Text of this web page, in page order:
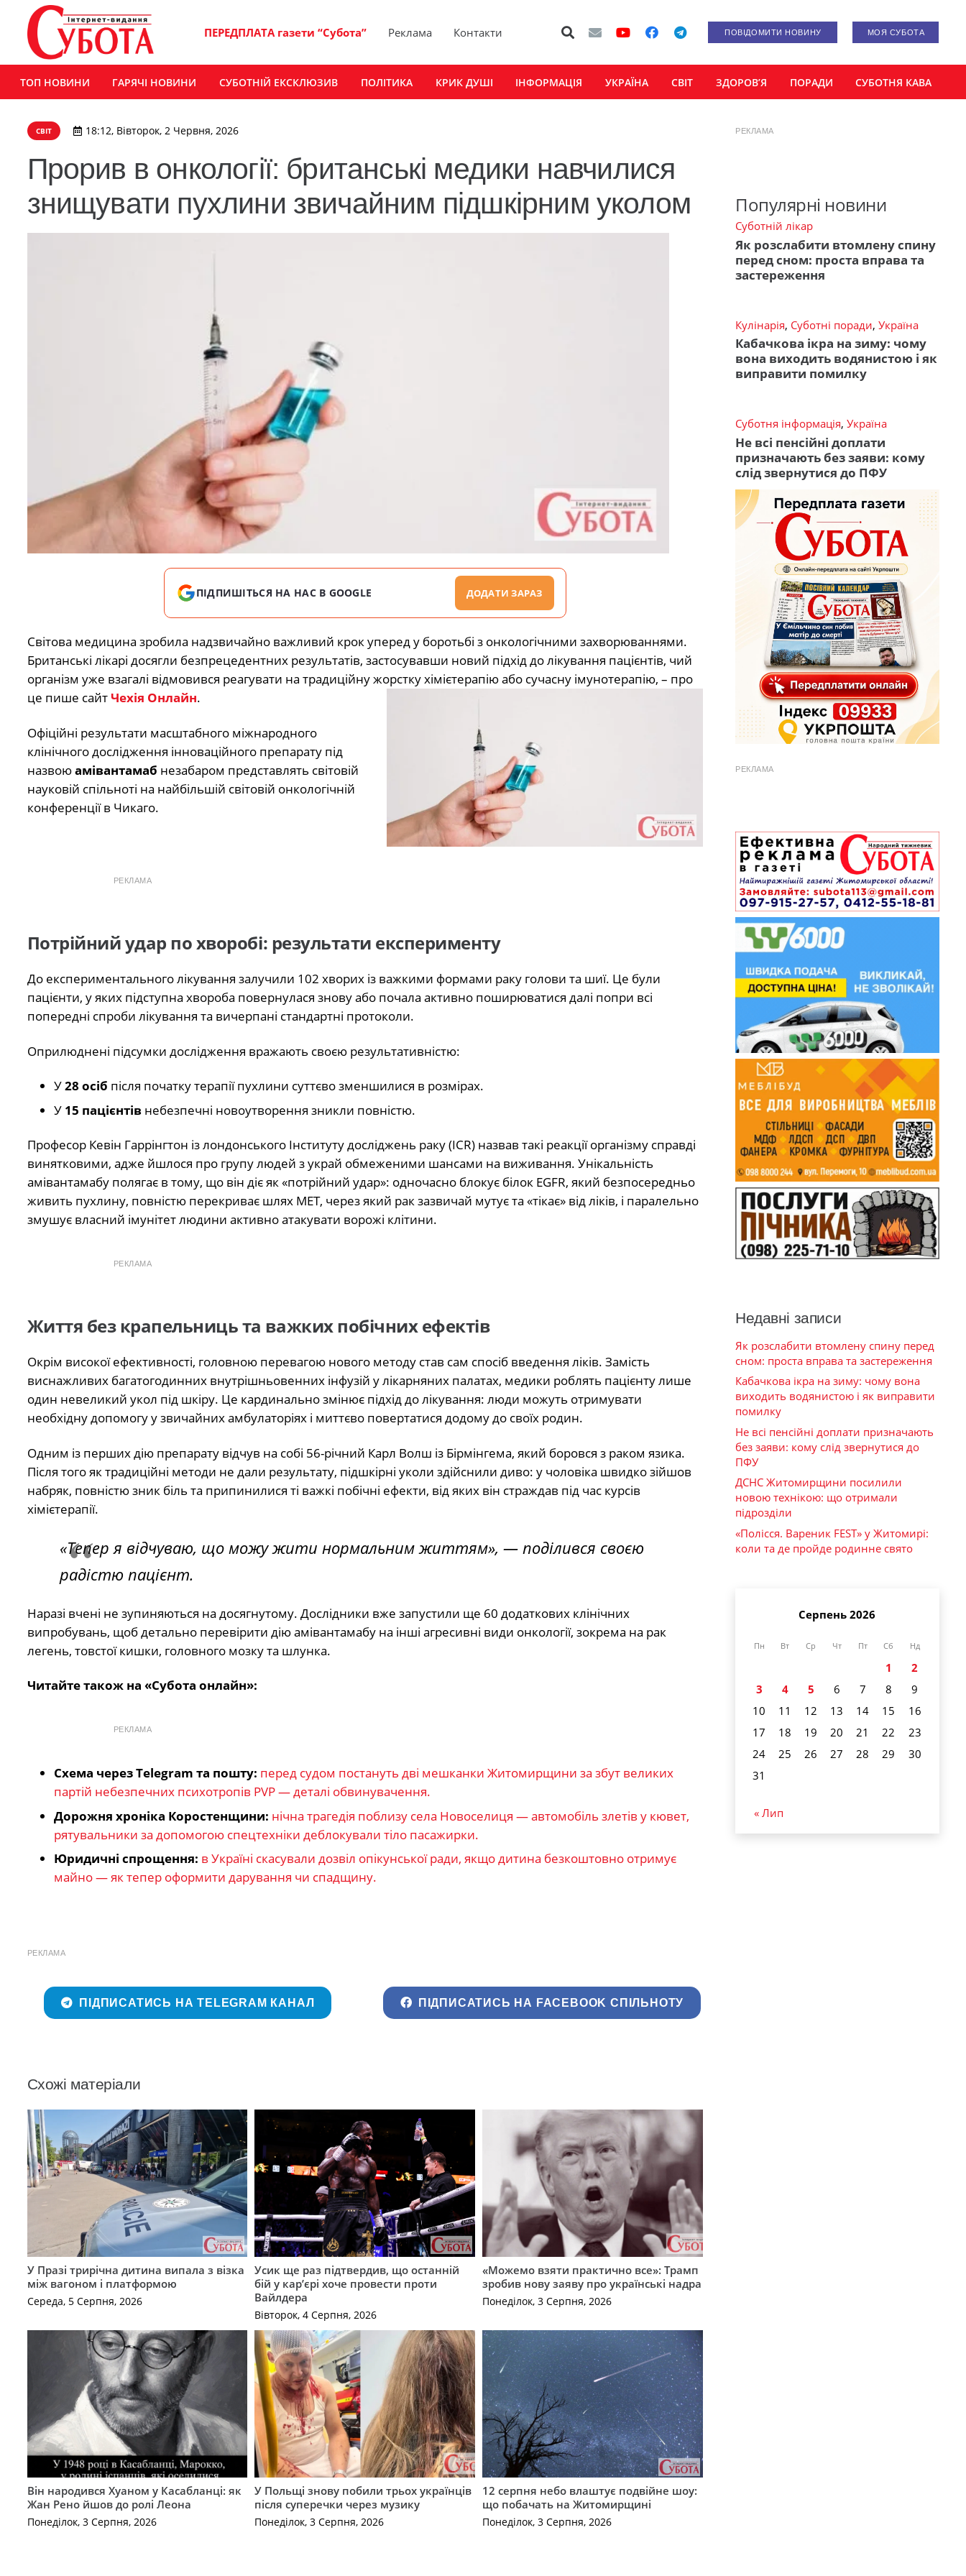
ПЕРЕДПЛАТА газети “Субота” Реклама Контакти ПОВІДОМИТИ НОВИНУ МОЯ СУБОТА
ТОП НОВИНИ ГАРЯЧІ НОВИНИ СУБОТНІЙ ЕКСКЛЮЗИВ ПОЛІТИКА КРИК ДУШІ ІНФОРМАЦІЯ УКРАЇНА СВІТ ЗДОРОВ’Я ПОРАДИ СУБОТНЯ КАВА
СВІТ 18:12, Вівторок, 2 Червня, 2026
Прорив в онкології: британські медики навчилися
знищувати пухлини звичайним підшкірним уколом
ПІДПИШІТЬСЯ НА НАС В GOOGLE ДОДАТИ ЗАРАЗ
Світова медицина зробила надзвичайно важливий крок уперед у боротьбі з онкологічними захворюваннями.
Британські лікарі досягли безпрецедентних результатів, застосувавши новий підхід до лікування пацієнтів, чий
організм уже взагалі відмовився реагувати на традиційну жорстку хімієтерапію або сучасну імунотерапію, – про
це пише сайт Чехія Онлайн.
Офіційні результати масштабного міжнародного
клінічного дослідження інноваційного препарату під
назвоюамівантамаб незабаром представлять світовій
науковій спільноті на найбільшій світовій онкологічній
конференції в Чикаго.
РЕКЛАМА
Потрійний удар по хворобі: результати експерименту
До експериментального лікування залучили 102 хворих із важкими формами раку голови та шиї. Це були
пацієнти, у яких підступна хвороба повернулася знову або почала активно поширюватися далі попри всі
попередні спроби лікування та вичерпані стандартні протоколи.
Оприлюднені підсумки дослідження вражають своєю результативністю:
У28 осіб після початку терапії пухлини суттєво зменшилися в розмірах.
У 15 пацієнтів небезпечні новоутворення зникли повністю.
Професор Кевін Гаррінгтон із лондонського Інституту досліджень раку (ICR) назвав такі реакції організму справді
винятковими, адже йшлося про групу людей з украй обмеженими шансами на виживання. Унікальність
амівантамабу полягає в тому, що він діє як «потрійний удар»: одночасно блокує білок EGFR, який безпосередньо
живить пухлину, повністю перекриває шлях MET, через який рак зазвичай мутує та «тікає» від ліків, і паралельно
змушує власний імунітет людини активно атакувати ворожі клітини.
РЕКЛАМА
Життя без крапельниць та важких побічних ефектів
Окрім високої ефективності, головною перевагою нового методу став сам спосіб введення ліків. Замість
виснажливих багатогодинних внутрішньовенних інфузій у лікарняних палатах, медики роблять пацієнту лише
один невеликий укол під шкіру. Це кардинально змінює підхід до лікування: люди можуть отримувати
необхідну допомогу у звичайних амбулаторіях і миттєво повертатися додому до своїх родин.
Одним із перших дію препарату відчув на собі 56-річний Карл Волш із Бірмінгема, який боровся з раком язика.
Після того як традиційні методи не дали результату, підшкірні уколи здійснили диво: у чоловіка швидко зійшов
набряк, повністю зник біль та припинилися ті важкі побічні ефекти, від яких він страждав під час курсів
хімієтерапії.
«Тепер я відчуваю, що можу жити нормальним життям», — поділився своєю
радістю пацієнт.
Наразі вчені не зупиняються на досягнутому. Дослідники вже запустили ще 60 додаткових клінічних
випробувань, щоб детально перевірити дію амівантамабу на інші агресивні види онкології, зокрема на рак
легень, товстої кишки, головного мозку та шлунка.
Читайте також на «Субота онлайн»:
РЕКЛАМА
Схема через Telegram та пошту: перед судом постануть дві мешканки Житомирщини за збут великих
партій небезпечних психотропів PVP — деталі обвинувачення.
Дорожня хроніка Коростенщини: нічна трагедія поблизу села Новоселиця — автомобіль злетів у кювет,
рятувальники за допомогою спецтехніки деблокували тіло пасажирки.
Юридичні спрощення: в Україні скасували дозвіл опікунської ради, якщо дитина безкоштовно отримує
майно — як тепер оформити дарування чи спадщину.
РЕКЛАМА
ПІДПИСАТИСЬ НА TELEGRAM КАНАЛ ПІДПИСАТИСЬ НА FACEBOOK СПІЛЬНОТУ
Схожі матеріали
У Празі трирічна дитина випала з візка
між вагоном і платформою
Середа, 5 Серпня, 2026
Усик ще раз підтвердив, що останній
бій у кар’єрі хоче провести проти
Вайлдера
Вівторок, 4 Серпня, 2026
«Можемо взяти практично все»: Трамп
зробив нову заяву про українські надра
Понеділок, 3 Серпня, 2026
Він народився Хуаном у Касабланці: як
Жан Рено йшов до ролі Леона
Понеділок, 3 Серпня, 2026
У Польщі знову побили трьох українців
після суперечки через музику
Понеділок, 3 Серпня, 2026
12 серпня небо влаштує подвійне шоу:
що побачать на Житомирщині
Понеділок, 3 Серпня, 2026
РЕКЛАМА
Популярні новини
Суботній лікар
Як розслабити втомлену спину
перед сном: проста вправа та
застереження
Кулінарія, Суботні поради, Україна
Кабачкова ікра на зиму: чому
вона виходить водянистою і як
виправити помилку
Суботня інформація, Україна
Не всі пенсійні доплати
призначають без заяви: кому
слід звернутися до ПФУ
РЕКЛАМА
Недавні записи
Як розслабити втомлену спину перед
сном: проста вправа та застереження
Кабачкова ікра на зиму: чому вона
виходить водянистою і як виправити
помилку
Не всі пенсійні доплати призначають
без заяви: кому слід звернутися до
ПФУ
ДСНС Житомирщини посилили
новою технікою: що отримали
підрозділи
«Полісся. Вареник FEST» у Житомирі:
коли та де пройде родинне свято
Серпень 2026
Пн Вт Ср Чт Пт Сб Нд
1
2
3
4 5 6 7 8
9
10
11 12 13 14 15
16
17
18 19 20 21 22
23
24
25 26 27 28 29
30
31
« Лип